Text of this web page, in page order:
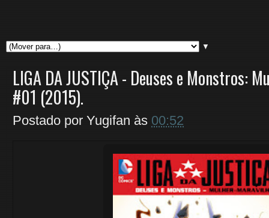
▼
LIGA DA JUSTIÇA - Deuses e Monstros:
#01 (2015).
Postado por Yugifan às 00:52